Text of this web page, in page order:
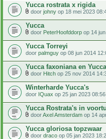
Yucca rostrata x rigida
door johny op 18 mei 2023
Yucca
door PeterHoofddorp op 14
Yucca Torreyi
door palmguy op 08 jun 2014
Yucca faxoniana en
door Hitch op 25 nov 2014
Winterharde Yucca's
door IQuax op 25 jan 2023 08:56
Yucca Rostrata's in
doorAxel Amsterdam op 14
Yucca gloriosa topzwaar
door draco op 05 jan 2023